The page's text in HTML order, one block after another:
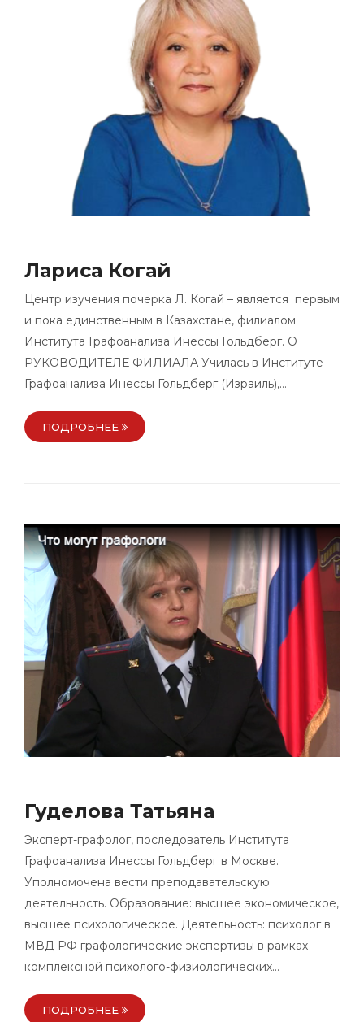
Лариса Когай
Центр изучения почерка Л. Когай – является первым
и пока единственным в Казахстане, филиалом
Института Графоанализа Инессы Гольдберг. О
РУКОВОДИТЕЛЕ ФИЛИАЛА Училась в Институте
Графоанализа Инессы Гольдберг (Израиль),…
ПОДРОБНЕЕ
Гуделова Татьяна
Эксперт-графолог, последователь Института
Графоанализа Инессы Гольдберг в Москве.
Уполномочена вести преподавательскую
деятельность. Образование: высшее экономическое,
высшее психологическое. Деятельность: психолог в
МВД РФ графологические экспертизы в рамках
комплексной психолого-физиологических…
ПОДРОБНЕЕ